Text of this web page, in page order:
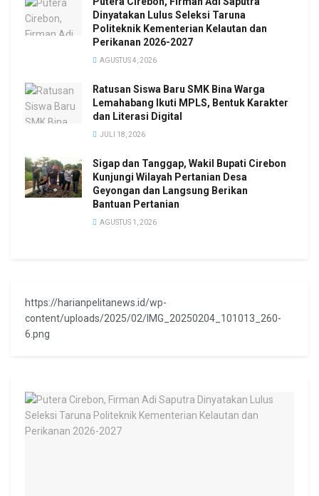
Dinyatakan Lulus Seleksi Taruna
Politeknik Kementerian Kelautan dan
Perikanan 2026-2027
AGUSTUS 4, 2026
Ratusan Siswa Baru SMK Bina Warga
Lemahabang Ikuti MPLS, Bentuk Karakter
dan Literasi Digital
JULI 18, 2026
Sigap dan Tanggap, Wakil Bupati Cirebon
Kunjungi Wilayah Pertanian Desa
Geyongan dan Langsung Berikan
Bantuan Pertanian
AGUSTUS 1, 2026
https://harianpelitanews.id/wp-
content/uploads/2025/02/IMG_20250204_101013_260-
6.png